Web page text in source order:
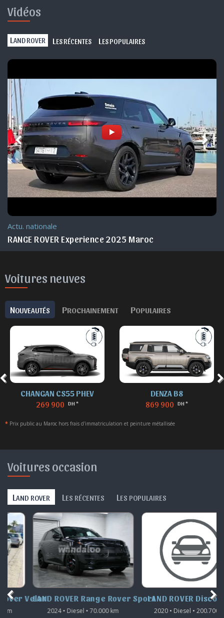
Vidéos
L AND ROVER L ES RÉCENTES L ES POPULAIRES
Actu. nationale
RANGE ROVER Experience 2025 Maroc
Voitures neuves
NOUVEAUTÉS PROCHAINEMENT POPULAIRES
CHANGAN CS55 PHEV
269 900 DH *
DENZA B8
869 900 DH *
* Prix public au Maroc hors frais d'immatriculation et peinture métallisée
Voitures occasion
LAND ROVER L ES RÉCENTES L ES POPULAIRES
Velar
LAND ROVER Range Rover Sport
2024 • Diesel • 70.000 km
LAND ROVER Discovery
2020 • Diesel • 200.700 km